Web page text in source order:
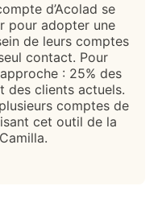
d’Acolad se
pour adopter une
de leurs comptes
contact. Pour
: 25% des
des clients actuels.
comptes de
cet outil de la